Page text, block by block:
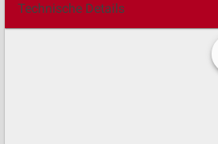
Technische Details